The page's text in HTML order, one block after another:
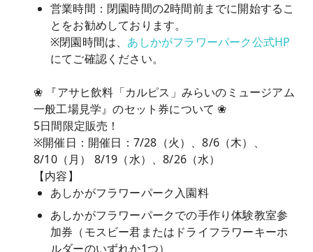
営業時間：閉園時間の2時間前までに開始するこ
とをお勧めしております。
※閉園時間は、 あしかがフラワーパーク公式HP
にてご確認ください。
❀ 『アサヒ飲料「カルピス」みらいのミュージアム
一般工場見学』のセット券について ❀
5日間限定販売！
※開催日：開催日：7/28（火）、8/6（木）、
8/10（月） 8/19（水）、8/26（水）
【内容】
あしかがフラワーパーク入園料
あしかがフラワーパークでの手作り体験教室参
加券（モスビー君またはドライフラワーキーホ
ルダーのいずれか1つ）